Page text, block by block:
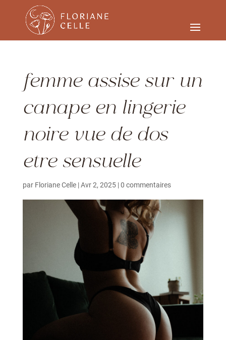
femme assise sur un
canape en lingerie
noire vue de dos
etre sensuelle
par Floriane Celle|Avr 2, 2025|0 commentaires